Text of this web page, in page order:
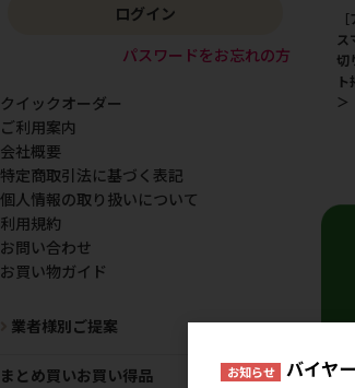
ス
切
＞
ログイン
パスワードをお忘れの方
クイックオーダー
ご利用案内
会社概要
特定商取引法に基づく表記
個人情報の取り扱いについて
利用規約
お問い合わせ
お買い物ガイド
業者様別ご提案
まとめ買いお買い得品 お知らせ バイヤ